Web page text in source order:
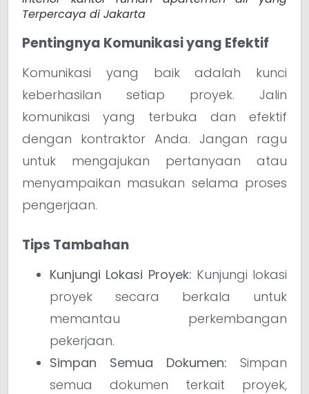
Terpercaya di Jakarta
Pentingnya Komunikasi yang Efektif
Komunikasi yang baik adalah kunci
keberhasilan setiap proyek. Jalin
komunikasi yang terbuka dan efektif
dengan kontraktor Anda. Jangan ragu
untuk mengajukan pertanyaan atau
menyampaikan masukan selama proses
pengerjaan.
Tips Tambahan
Kunjungi Lokasi Proyek: Kunjungi lokasi
proyek secara berkala untuk
memantau perkembangan
pekerjaan.
Simpan Semua Dokumen: Simpan
semua dokumen terkait proyek,